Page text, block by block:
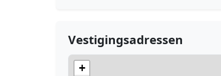
Vestigingsadressen
+